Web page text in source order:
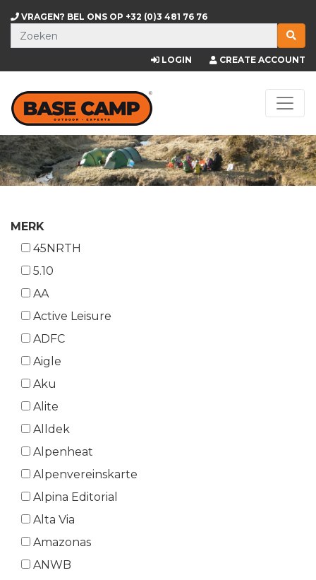
VRAGEN? BEL ONS OP +32 (0)3 481 76 76
LOGIN CREATE ACCOUNT
MERK
45NRTH
5.10
AA
Active Leisure
ADFC
Aigle
Aku
Alite
Alldek
Alpenheat
Alpenvereinskarte
Alpina Editorial
Alta Via
Amazonas
ANWB